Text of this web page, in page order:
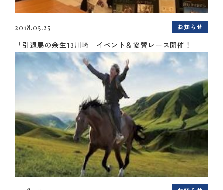
2018.05.25 お知らせ
「引退馬の余生13川崎」イベント＆協賛レース開催！